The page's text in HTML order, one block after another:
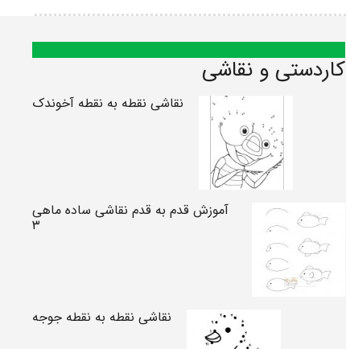
کاردستی و نقاشی
نقاشی نقطه به نقطه آخوندک
آموزش قدم به قدم نقاشی ساده ماهی
۳
نقاشی نقطه به نقطه جوجه